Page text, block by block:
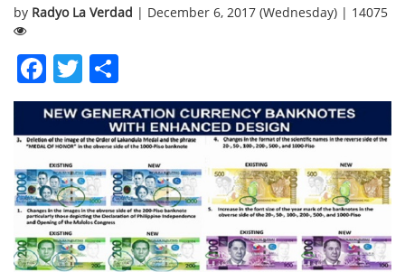
by Radyo La Verdad | December 6, 2017 (Wednesday) | 14075
Facebook
Twitter